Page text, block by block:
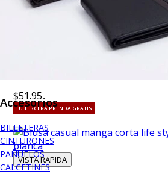
Accesorios
BILLETERAS
CINTURONES
PAÑUELOS
CALCETINES
$51.95
TU TERCERA PRENDA GRATIS
VISTA RAPIDA